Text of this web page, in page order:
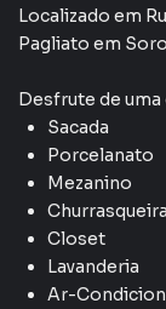
Localizado em
Pagliato em
Desfrute de uma
Sacada
Porcelanato
Mezanino
Churrasqueira
Closet
Lavanderia
Ar-